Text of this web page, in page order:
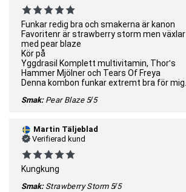
Funkar redig bra och smakerna är kanon
Favoritenr är strawberry storm men växlar
med pear blaze
Kör på
Yggdrasil Komplett multivitamin, Thor's
Hammer Mjölner och Tears Of Freya
Denna kombon funkar extremt bra för mig.
Smak: Pear Blaze 5/5
Martin Täljeblad
Verifierad kund
Kungkung
Smak: Strawberry Storm 5/5